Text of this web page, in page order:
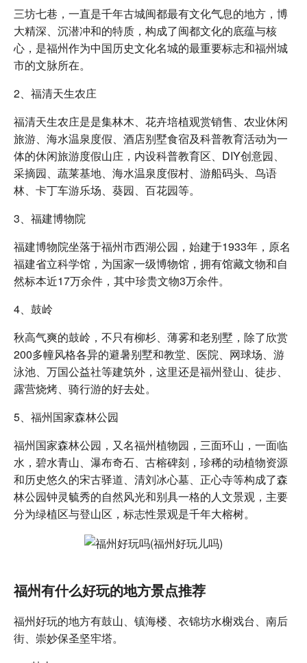
三坊七巷，一直是千年古城闽都最有文化气息的地方，博
大精深、沉潜冲和的特质，构成了闽都文化的底蕴与核
心，是福州作为中国历史文化名城的最重要标志和福州城
市的文脉所在。
2、福清天生农庄
福清天生农庄是是集林木、花卉培植观赏销售、农业休闲
旅游、海水温泉度假、酒店别墅食宿及科普教育活动为一
体的休闲旅游度假山庄，内设科普教育区、DIY创意园、
采摘园、蔬莱基地、海水温泉度假村、游船码头、鸟语
林、卡丁车游乐场、葵园、百花园等。
3、福建博物院
福建博物院坐落于福州市西湖公园，始建于1933年，原名
福建省立科学馆，为国家一级博物馆，拥有馆藏文物和自
然标本近17万余件，其中珍贵文物3万余件。
4、鼓岭
秋高气爽的鼓岭，不只有柳杉、薄雾和老别墅，除了欣赏
200多幢风格各异的避暑别墅和教堂、医院、网球场、游
泳池、万国公益社等建筑外，这里还是福州登山、徒步、
露营烧烤、骑行游的好去处。
5、福州国家森林公园
福州国家森林公园，又名福州植物园，三面环山，一面临
水，碧水青山、瀑布奇石、古榕碑刻，珍稀的动植物资源
和历史悠久的宋古驿道、清刘冰心墓、正心寺等构成了森
林公园钟灵毓秀的自然风光和别具一格的人文景观，主要
分为绿植区与登山区，标志性景观是千年大榕树。
福州有什么好玩的地方景点推荐
福州好玩的地方有鼓山、镇海楼、衣锦坊水榭戏台、南后
街、崇妙保圣坚牢塔。